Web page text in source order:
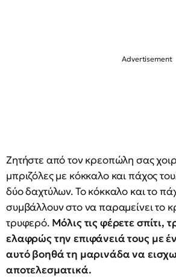
Ζητήστε από τον κρεοπώλη σας
μπριζόλες με κόκκαλο και πάχος
δύο δαχτύλων. Το κόκκαλο και το
συμβάλλουν στο να παραμείνει το
τρυφερό. Μόλις τις φέρετε σπίτι,
ελαφρώς την επιφάνειά τους με
αυτό βοηθά τη μαρινάδα να
αποτελεσματικά.